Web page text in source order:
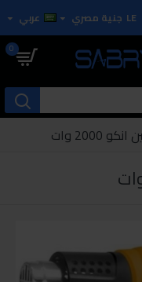
LE جنية مصري عربي
0
وات